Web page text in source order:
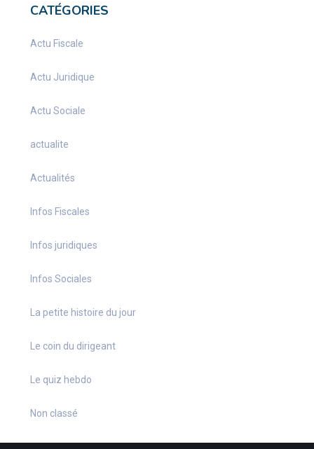
CATÉGORIES
Actu Fiscale
Actu Juridique
Actu Sociale
actualite
Actualités
Infos Fiscales
Infos juridiques
Infos Sociales
La petite histoire du jour
Le coin du dirigeant
Le quiz hebdo
Non classé